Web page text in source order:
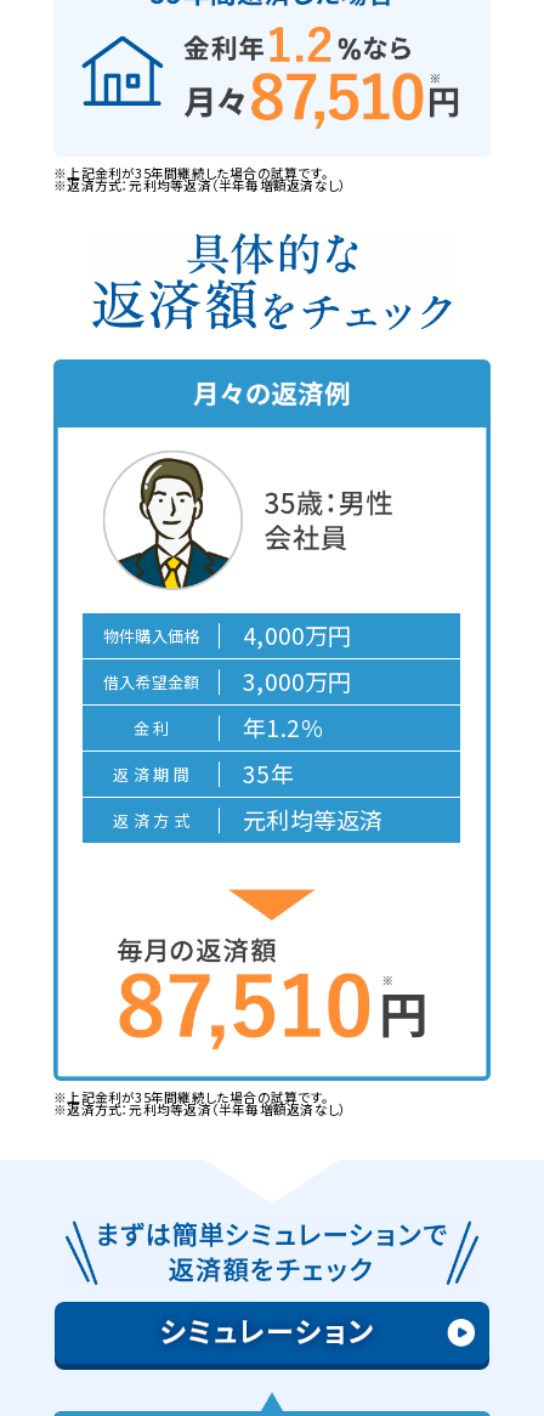
※上記金利が35年間継続した場合の試算です。
※返済方式：元利均等返済（半年毎増額返済なし）
物件購入価格 4,000万円
借入希望金額 3,000万円
金 利 年1.2％
返 済 期 間 35年
返 済 方 式 元利均等返済
※上記金利が35年間継続した場合の試算です。
※返済方式：元利均等返済（半年毎増額返済なし）